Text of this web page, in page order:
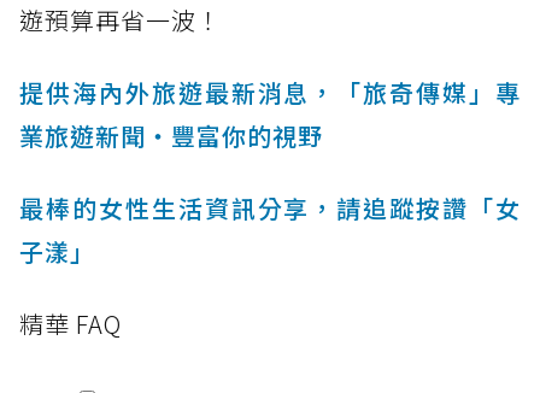
遊預算再省一波！
提供海內外旅遊最新消息，「旅奇傳媒」專
業旅遊新聞‧豐富你的視野
最棒的女性生活資訊分享，請追蹤按讚「女
子漾」
精華 FAQ